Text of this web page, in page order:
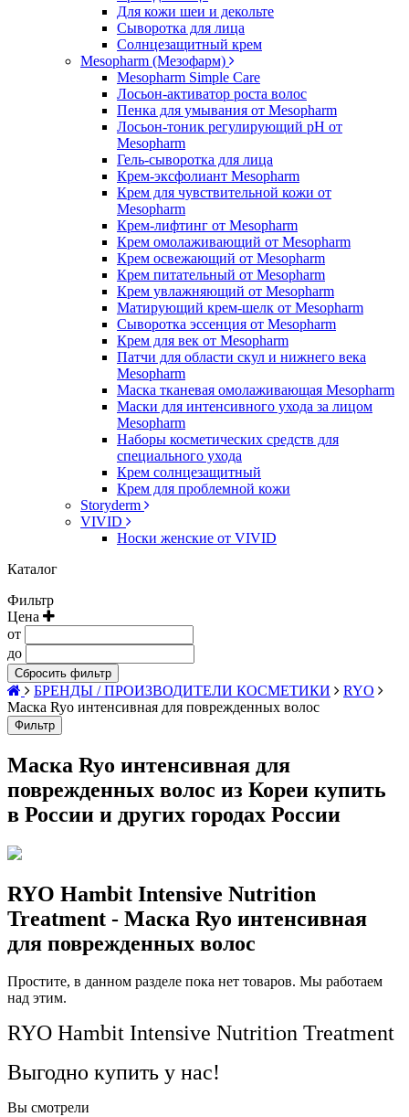
Для кожи шеи и декольте
Сыворотка для лица
Солнцезащитный крем
Mesopharm (Мезофарм)
Mesopharm Simple Care
Лосьон-активатор роста волос
Пенка для умывания от Mesopharm
Лосьон-тоник регулирующий рН от
Mesopharm
Гель-сыворотка для лица
Крем-эксфолиант Mesopharm
Крем для чувствительной кожи от
Mesopharm
Крем-лифтинг от Mesopharm
Крем омолаживающий от Mesopharm
Крем освежающий от Mesopharm
Крем питательный от Mesopharm
Крем увлажняющий от Mesopharm
Матирующий крем-шелк от Mesopharm
Сыворотка эссенция от Mesopharm
Крем для век от Mesopharm
Патчи для области скул и нижнего века
Mesopharm
Маска тканевая омолаживающая Mesopharm
Маски для интенсивного ухода за лицом
Mesopharm
Наборы косметических средств для
специального ухода
Крем солнцезащитный
Крем для проблемной кожи
Storyderm
VIVID
Носки женские от VIVID
Каталог
Фильтр
Цена
от
до
Сбросить фильтр
БРЕНДЫ / ПРОИЗВОДИТЕЛИ КОСМЕТИКИ
RYO
Маска Ryo интенсивная для поврежденных волос
Фильтр
Маска Ryo интенсивная для
поврежденных волос из Кореи купить
в России и других городах России
RYO Hambit Intensive Nutrition
Treatment - Маска Ryo интенсивная
для поврежденных волос
Простите, в данном разделе пока нет товаров. Мы работаем
над этим.
RYO Hambit Intensive Nutrition Treatment
Выгодно купить у нас!
Вы смотрели